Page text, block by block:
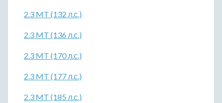
2.3 MT (132 л.с.)
2.3 MT (136 л.с.)
2.3 MT (170 л.с.)
2.3 MT (177 л.с.)
2.3 MT (185 л.с.)